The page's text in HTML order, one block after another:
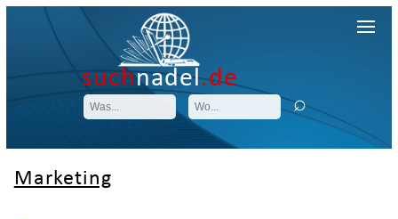
suchnadel.de
Marketing